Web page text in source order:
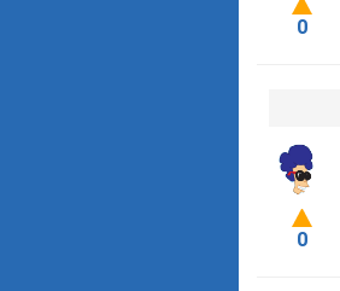
0
0